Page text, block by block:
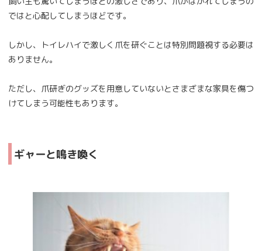
ではと心配してしまうほどです。
しかし、トイレハイで激しく爪を研ぐことは特別問題視する必要は
ありません。
ただし、爪研ぎのグッズを用意していないとさまざまな家具を傷つ
けてしまう可能性もあります。
ギャーと鳴き喚く